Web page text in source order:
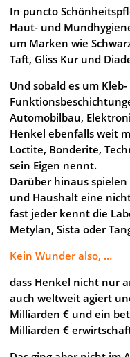
In puncto
Haut- und
um Marken wie
Taft, Gliss Kur und
Und sobald es um
Automobilbau,
Henkel ebenfalls weit
Loctite, Bonderite,
sein Eigen nennt.
Darüber hinaus
und Haushalt eine
fast jeder kennt die
Metylan, Sista oder
Kein Wunder also, …
dass Henkel nicht nur
auch weltweit agiert
Milliarden € und ein
Milliarden €